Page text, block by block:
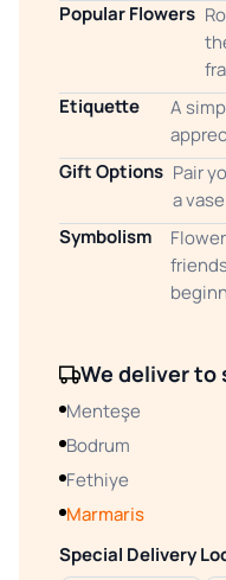
Popular Flowers
Etiquette
A
Gift Options Pair
a
Symbolism
We deliver to
Menteşe
Bodrum
Fethiye
Marmaris
Special Delivery